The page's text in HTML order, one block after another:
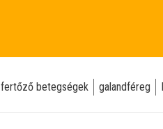
fertőző betegségek galandféreg